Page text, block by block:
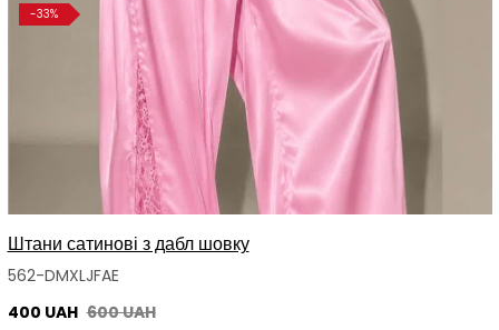
-33%
Штани сатинові з дабл шовку
562-DMXLJFAE
400 UAH 600 UAH